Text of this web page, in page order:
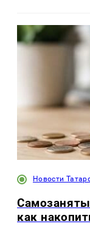
Новости
как